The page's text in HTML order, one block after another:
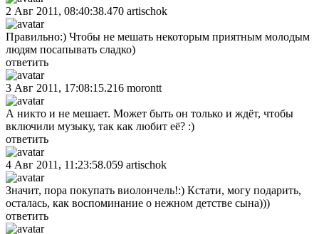
2 Авг 2011, 08:40:38.470 artischok
Правильно:) Чтобы не мешать некоторым приятным молодым
людям посапывать сладко)
ответить
3 Авг 2011, 17:08:15.216 morontt
А никто и не мешает. Может быть он только и ждёт, чтобы
включили музыку, так как любит её? :)
ответить
4 Авг 2011, 11:23:58.059 artischok
Значит, пора покупать виолончель!:) Кстати, могу подарить,
осталась, как воспоминание о нежном детстве сына)))
ответить